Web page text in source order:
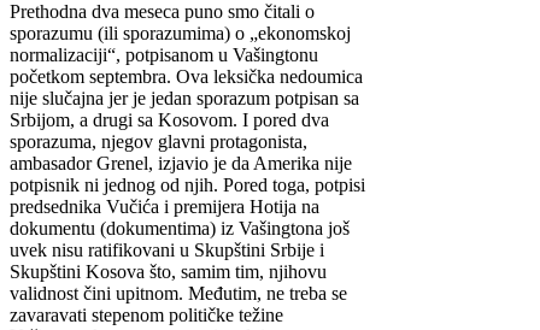
Prethodna dva meseca puno smo čitali o
sporazumu (ili sporazumima) o „ekonomskoj
normalizaciji“, potpisanom u Vašingtonu
početkom septembra. Ova leksička nedoumica
nije slučajna jer je jedan sporazum potpisan sa
Srbijom, a drugi sa Kosovom. I pored dva
sporazuma, njegov glavni protagonista,
ambasador Grenel, izjavio je da Amerika nije
potpisnik ni jednog od njih. Pored toga, potpisi
predsednika Vučića i premijera Hotija na
dokumentu (dokumentima) iz Vašingtona još
uvek nisu ratifikovani u Skupštini Srbije i
Skupštini Kosova što, samim tim, njihovu
validnost čini upitnom. Međutim, ne treba se
zavaravati stepenom političke težine